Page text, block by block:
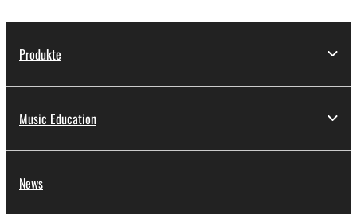
Produkte
Music Education
News